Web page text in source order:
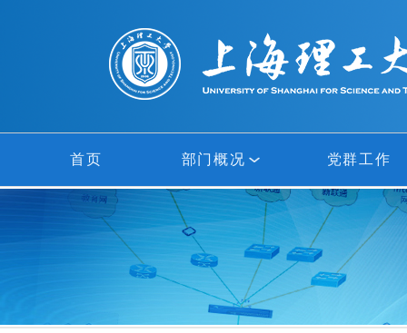
首页 部门概况
网络中心
信息中心
党群工作